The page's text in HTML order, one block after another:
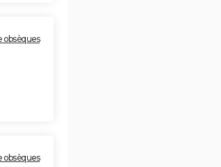
obsèques
obsèques